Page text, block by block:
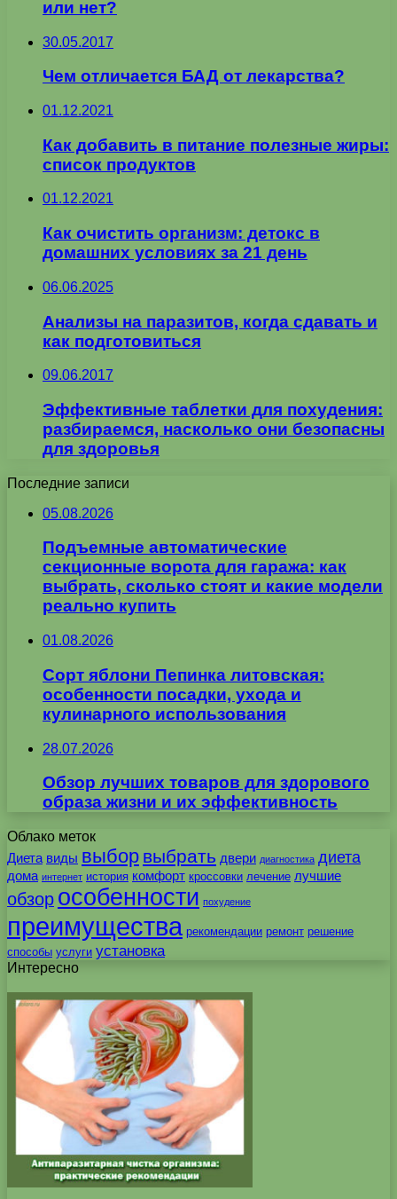
или нет?
30.05.2017
Чем отличается БАД от лекарства?
01.12.2021
Как добавить в питание полезные жиры:
список продуктов
01.12.2021
Как очистить организм: детокс в
домашних условиях за 21 день
06.06.2025
Анализы на паразитов, когда сдавать и
как подготовиться
09.06.2017
Эффективные таблетки для похудения:
разбираемся, насколько они безопасны
для здоровья
Последние записи
05.08.2026
Подъемные автоматические
секционные ворота для гаража: как
выбрать, сколько стоят и какие модели
реально купить
01.08.2026
Сорт яблони Пепинка литовская:
особенности посадки, ухода и
кулинарного использования
28.07.2026
Обзор лучших товаров для здорового
образа жизни и их эффективность
Облако меток
Диета виды выбор выбрать двери диагностика диета
дома интернет история комфорт кроссовки лечение лучшие
обзор особенности похудение
преимущества рекомендации ремонт решение
способы услуги установка
Интересно